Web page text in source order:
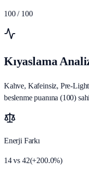
100 / 100
Kıyaslama
Kahve, Kafeinsiz, Pre-
beslenme puanına (100)
Enerji Farkı
14vs 42(+200.0%)